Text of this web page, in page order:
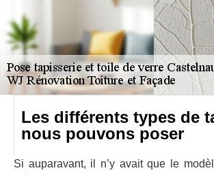
Les différents types de
nous pouvons poser
Si auparavant, il n’y avait que le